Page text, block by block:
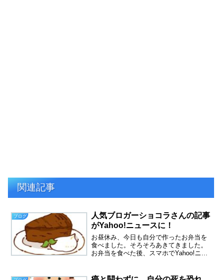
関連記事
ブログ
人気ブロガーショコラさんの記事
がYahoo!ニュースに！
お昼休み、今日も自分で作ったお弁当を
食べました。そろそろあきてきました。
お弁当を食べた後、スマホでYahoo!ニュ
に掲載されていました。昨年の１０月に